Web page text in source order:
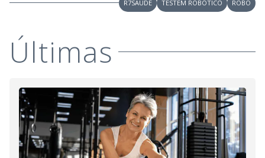
R7SAUDE TESTEM ROBÓTICO ROBO
Últimas